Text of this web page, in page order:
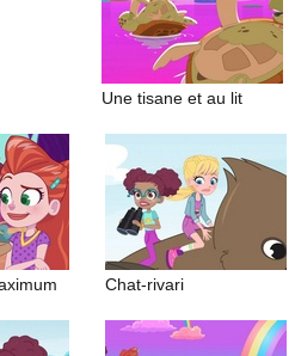
Une tisane et au lit
Chat-rivari